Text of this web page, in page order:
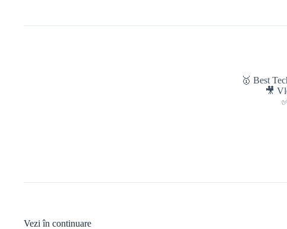
🥇 Best
🎥
Vezi în continuare